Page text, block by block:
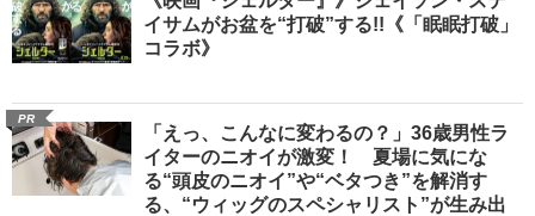
イサムがお盆を“打破”する!!《「眠眠打破」
コラボ》
PR
「えっ、こんなに変わるの？」36歳男性ラ
イターのニオイが激変！ 夏場に気にな
る“頭皮のニオイ”や“ベタつき”を解消す
る、“ウィッグのスペシャリスト”が生み出